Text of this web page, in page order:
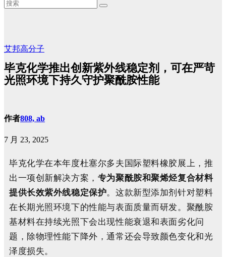
艾邦高分子
毕克化学推出创新紫外线稳定剂，可在严苛
光照环境下持久守护聚酰胺性能
作者808, ab
7 月 23, 2025
毕克化学在本年度杜塞尔多夫国际塑料橡胶展上，推
出一项创新解决方案， 专为聚酰胺和聚烯烃复合材料
提供长效紫外线稳定保护。这款新型添加剂针对塑料
在长期光照环境下的性能与表面质量而研发。聚酰胺
基材料在持续光照下会出现性能衰退和表面劣化问
题，除物理性能下降外，通常还会导致颜色变化和光
泽度损失。